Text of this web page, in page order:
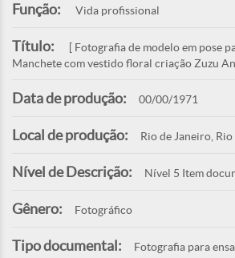
Função: Vida profissional
Título:
[ Fotografia de modelo em pose
Manchete com vestido floral criação Zuzu
Data de produção: 00/00/1971
Local de produção: Rio de Janeiro,
Nível de Descrição: Nível 5 Item
Gênero: Fotográfico
Tipo documental:
Fotografia para